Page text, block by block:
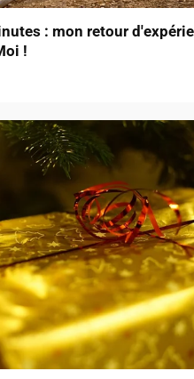
: mon retour
!